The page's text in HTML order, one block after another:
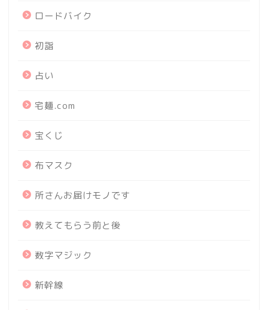
ロードバイク
初詣
占い
宅麺.com
宝くじ
布マスク
所さんお届けモノです
教えてもらう前と後
数字マジック
新幹線